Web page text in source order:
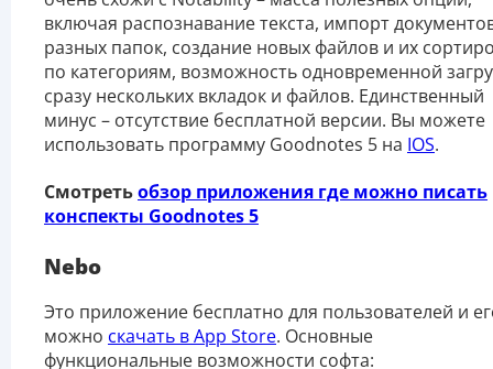
включая распознавание текста, импорт
разных папок, создание новых файлов и их
по категориям, возможность одновременной
сразу нескольких вкладок и файлов. Единственный
минус – отсутствие бесплатной версии. Вы можете
использовать программу Goodnotes 5 на IOS.
Смотретьобзор приложения где можно писать
конспекты Goodnotes 5
Nebo
Это приложение бесплатно для пользователей и
можно скачать в App Store. Основные
функциональные возможности софта: